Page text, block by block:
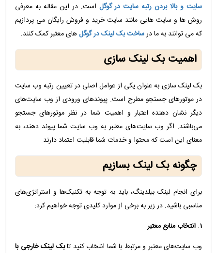
سایت و بالا بردن رتبه سایت در گوگل است. در این مقاله به معرفی
روش ها و سایت هایی مانند سایت خرید و فروش رایگان می پردازیم
که می توانند به ما درساخت بک لینک در گوگلهای معتبر کمک کنند.
اهمیت بک لینک سازی
بک لینک سازی به عنوان یکی از عوامل اصلی در تعیین رتبه وب‌ سایت
در موتورهای جستجو مطرح است. پیوندهای ورودی از وب‌ سایت‌های
دیگر نشان دهنده اعتبار و اهمیت شما در نظر موتورهای جستجو
می‌باشند. اگر وب‌ سایت‌های معتبر به وب‌ سایت شما پیوند دهند، به
معنای این است که محتوا و خدمات شما قابلیت اعتماد دارند.
چگونه بک لینک بسازیم
برای انجام لینک بیلدینگ، باید به توجه به تکنیک‌ها و استراتژی‌های
مناسبی باشید. در زیر به برخی از موارد کلیدی توجه خواهیم کرد:
1. انتخاب منابع معتبر
وب ‌سایت‌های معتبر و مرتبط با شما انتخاب کنید تابک لینک‌ خارجی با